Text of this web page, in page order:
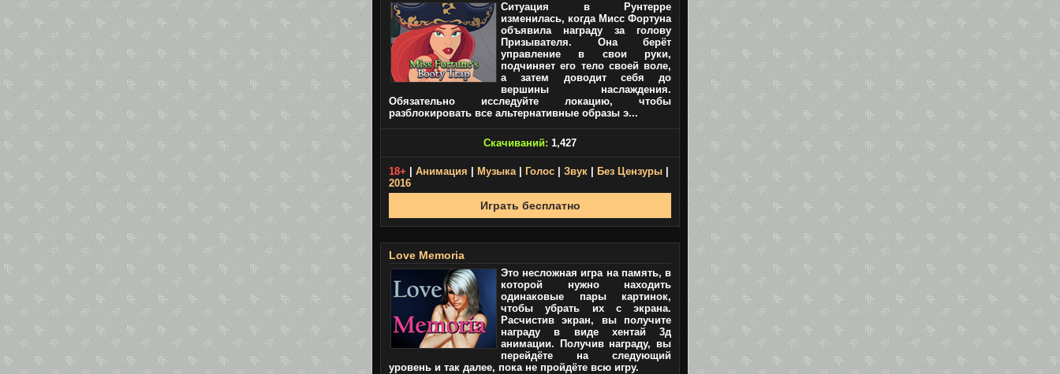
Ситуация в Рунтерре
изменилась, когда Мисс Фортуна
объявила награду за голову
Призывателя. Она берёт
управление в свои руки,
подчиняет его тело своей воле,
а затем доводит себя до
вершины наслаждения.
Обязательно исследуйте локацию, чтобы
разблокировать все альтернативные образы э...
Скачиваний: 1,427
18+ Анимация Музыка| Голос Звук Без Цензуры
2016
Играть бесплатно
Love Memoria
Это несложная игра на память, в
которой нужно находить
одинаковые пары картинок,
чтобы убрать их с экрана.
Расчистив экран, вы получите
награду в виде хентай 3д
анимации. Получив награду, вы
перейдёте на следующий
уровень и так далее, пока не пройдёте всю игру.